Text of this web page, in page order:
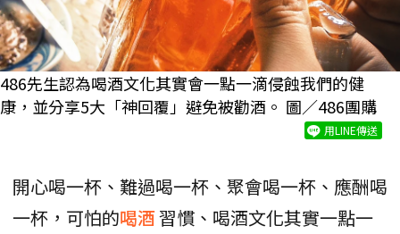
486先生認為喝酒文化其實會一點一滴侵蝕我們的健
康，並分享5大「神回覆」避免被勸酒。 圖／486團購
用LINE傳送
開心喝一杯、難過喝一杯、聚會喝一杯、應酬喝
一杯，可怕的喝酒習慣、喝酒文化其實一點一